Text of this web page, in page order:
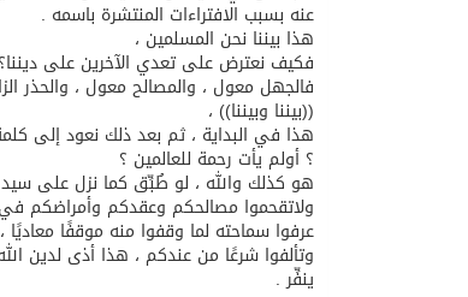
عنه بسبب الافتراءات المنتشرة باسمه .
هذا بيننا نحن المسلمين ،
فكيف نعترض على تعدي الآخرين على
فالجهل معول ، والمصالح معول ، والحذر
((بيننا وبيننا)) ،
هذا في البداية ، ثم بعد ذلك نعود إلى
؟ أولم يأت رحمة للعالمين ؟
هو كذلك والله ، لو طُبِّق كما نزل على سيد
ولاتقحموا مصالحكم وعقدكم وأمراضكم في
عرفوا سماحته لما وقفوا منه موقفًا معاديًا
وتألفوا شرعًا من عندكم ، هذا أذى لدين
ينفِّر .